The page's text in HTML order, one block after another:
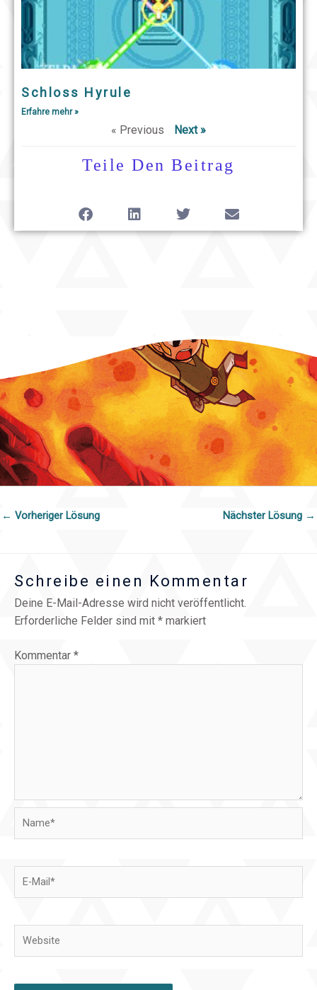
Schloss Hyrule
Erfahre mehr »
« Previous Next »
Teile Den Beitrag
← Vorheriger Lösung Nächster Lösung →
Schreibe einen Kommentar
Deine E-Mail-Adresse wird nicht veröffentlicht.
Erforderliche Felder sind mit * markiert
Kommentar *
Name*
E-